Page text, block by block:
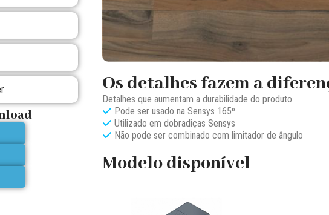
Detalhes que aumentam a durabilidade do produto.
Pode ser usado na Sensys 165º
Utilizado em dobradiças Sensys
Não pode ser combinado com limitador de ângulo
Os detalhes fazem a
Modelo disponível